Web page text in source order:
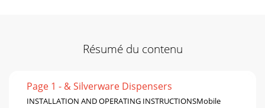
Résumé du contenu
Page 1 - & Silverware Dispensers
INSTALLATION AND OPERATING INSTRUCTIONSMobile